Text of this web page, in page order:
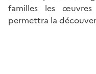
familles les
permettra la